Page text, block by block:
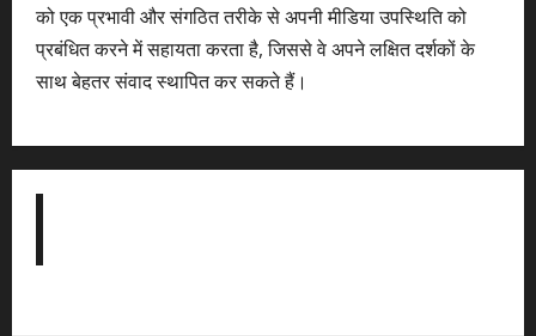
को एक प्रभावी और संगठित तरीके से अपनी मीडिया उपस्थिति को
प्रबंधित करने में सहायता करता है, जिससे वे अपने लक्षित दर्शकों के
साथ बेहतर संवाद स्थापित कर सकते हैं।